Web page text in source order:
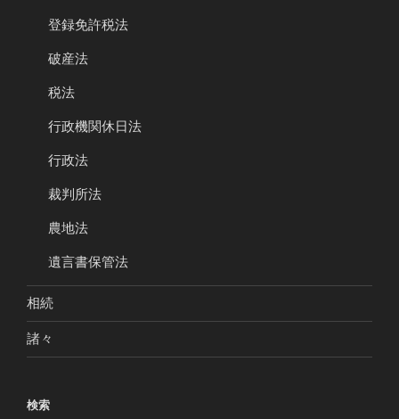
登録免許税法
破産法
税法
行政機関休日法
行政法
裁判所法
農地法
遺言書保管法
相続
諸々
検索